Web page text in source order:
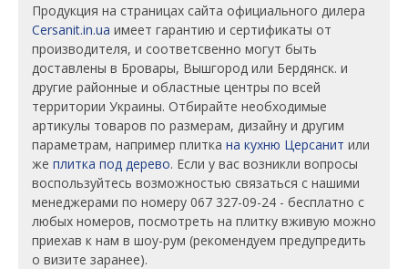
Продукция на страницах сайта официального дилера
Cersanit.in.ua имеет гарантию и сертификаты от
производителя, и соответсвенно могут быть
доставлены в Бровары, Вышгород или Бердянск. и
другие районные и областные центры по всей
территории Украины. Отбирайте необходимые
артикулы товаров по размерам, дизайну и другим
параметрам, например плитка на кухню Церсанит или
же плитка под дерево. Если у вас возникли вопросы
воспользуйтесь возможностью связаться с нашими
менеджерами по номеру 067 327-09-24 - бесплатно с
любых номеров, посмотреть на плитку вживую можно
приехав к нам в шоу-рум (рекомендуем предупредить
о визите заранее).